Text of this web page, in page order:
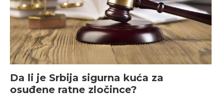
Da li je Srbija sigurna kuća za
osuđene ratne zločince?